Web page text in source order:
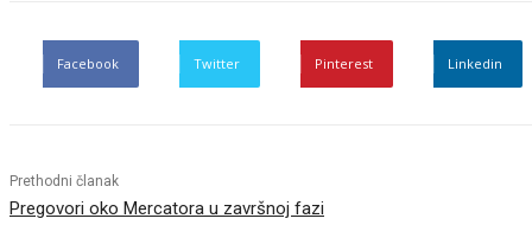
Facebook Twitter Pinterest Linkedin
Prethodni članak
Pregovori oko Mercatora u završnoj fazi